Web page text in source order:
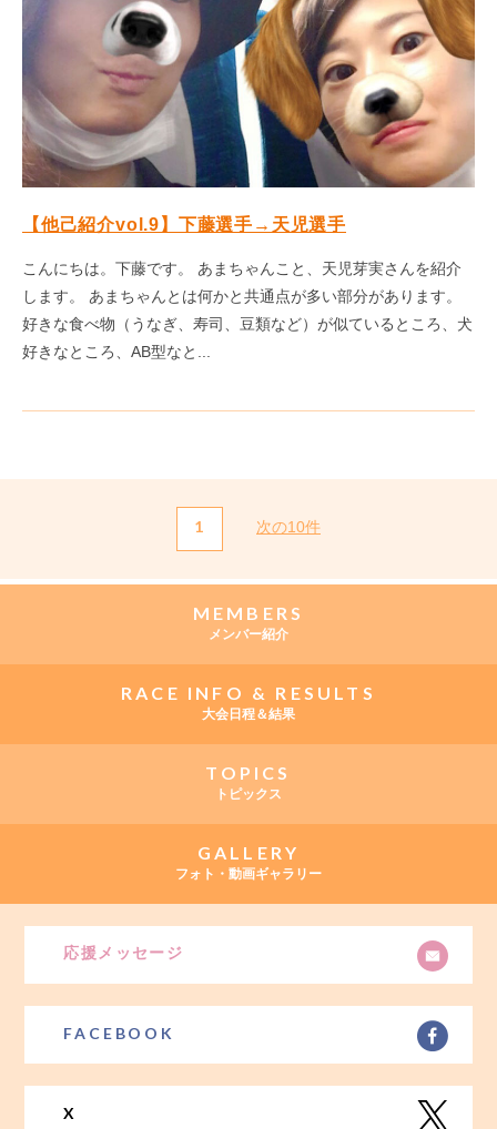
【他己紹介vol.9】下藤選手→天児選手
こんにちは。下藤です。 あまちゃんこと、天児芽実さんを紹介
します。 あまちゃんとは何かと共通点が多い部分があります。
好きな食べ物（うなぎ、寿司、豆類など）が似ているところ、犬
好きなところ、AB型なと...
1 次の10件
MEMBERS
メンバー紹介
RACE INFO & RESULTS
大会日程＆結果
TOPICS
トピックス
GALLERY
フォト・動画ギャラリー
応援メッセージ
FACEBOOK
X